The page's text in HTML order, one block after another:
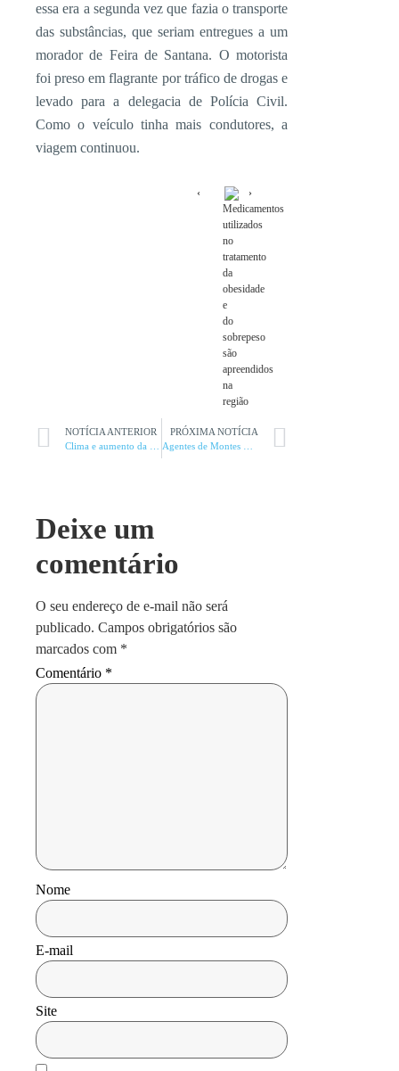
essa era a segunda vez que fazia o transporte
das substâncias, que seriam entregues a um
morador de Feira de Santana. O motorista
foi preso em flagrante por tráfico de drogas e
levado para a delegacia de Polícia Civil.
Como o veículo tinha mais condutores, a
viagem continuou.
Medicamentos
utilizados
no
tratamento
da
obesidade
e
do
sobrepeso
são
apreendidos
na
região
NOTÍCIA ANTERIOR
PRÓXIMA NOTÍCIA
Deixe um
comentário
O seu endereço de e-mail não será
publicado. Campos obrigatórios são
marcados com *
Comentário *
Nome
E-mail
Site